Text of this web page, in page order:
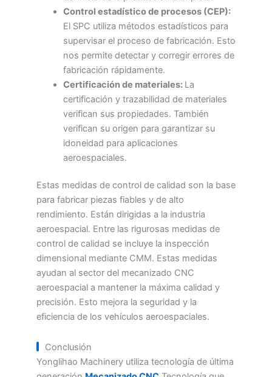
Control estadístico de procesos (CEP):
El SPC utiliza métodos estadísticos para
supervisar el proceso de fabricación. Esto
nos permite detectar y corregir errores de
fabricación rápidamente.
Certificación de materiales: La
certificación y trazabilidad de materiales
verifican sus propiedades. También
verifican su origen para garantizar su
idoneidad para aplicaciones
aeroespaciales.
Estas medidas de control de calidad son la base
para fabricar piezas fiables y de alto
rendimiento. Están dirigidas a la industria
aeroespacial. Entre las rigurosas medidas de
control de calidad se incluye la inspección
dimensional mediante CMM. Estas medidas
ayudan al sector del mecanizado CNC
aeroespacial a mantener la máxima calidad y
precisión. Esto mejora la seguridad y la
eficiencia de los vehículos aeroespaciales.
Conclusión
Yonglihao Machinery utiliza tecnología de última